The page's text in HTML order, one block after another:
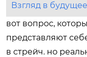
Взгляд в
вот вопрос,
представляют
в стрейч. но